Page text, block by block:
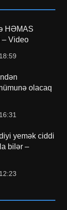
HƏMAS
– Video
olacaq
yemək ciddi
bilər –